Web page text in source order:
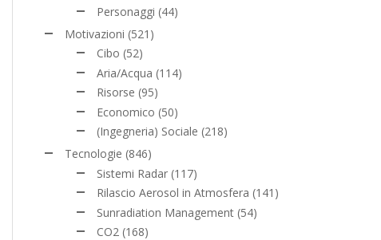
Personaggi (44)
Motivazioni (521)
Cibo (52)
Aria/Acqua (114)
Risorse (95)
Economico (50)
(Ingegneria) Sociale (218)
Tecnologie (846)
Sistemi Radar (117)
Rilascio Aerosol in Atmosfera (141)
Sunradiation Management (54)
CO2 (168)